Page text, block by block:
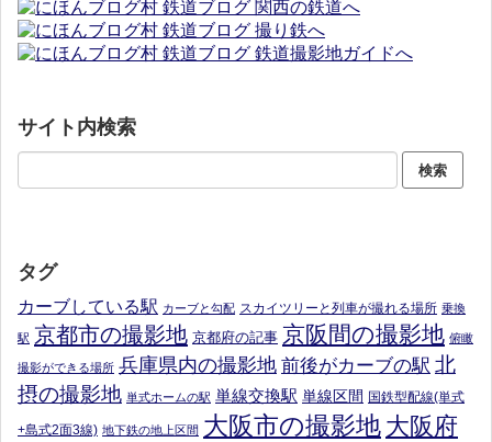
サイト内検索
タグ
カーブしている駅 カーブと勾配 スカイツリーと列車が撮れる場所 乗換
駅 京都市の撮影地 京都府の記事 京阪間の撮影地 俯瞰
撮影ができる場所 兵庫県内の撮影地 前後がカーブの駅 北
摂の撮影地 単式ホームの駅 単線交換駅 単線区間 国鉄型配線(単式
+島式2面3線) 地下鉄の地上区間 大阪市の撮影地 大阪府